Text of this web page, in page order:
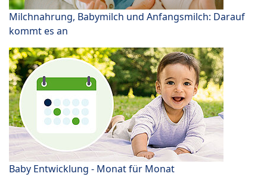
Milchnahrung, Babymilch und Anfangsmilch: Darauf
kommt es an
Baby Entwicklung - Monat für Monat